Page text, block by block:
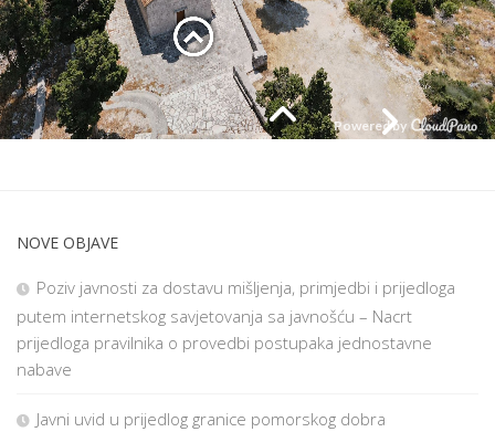
NOVE OBJAVE
Poziv javnosti za dostavu mišljenja, primjedbi i prijedloga
putem internetskog savjetovanja sa javnošću – Nacrt
prijedloga pravilnika o provedbi postupaka jednostavne
nabave
Javni uvid u prijedlog granice pomorskog dobra